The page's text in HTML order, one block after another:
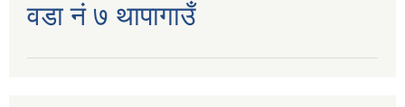
वडा नं ७ थापागाउँ